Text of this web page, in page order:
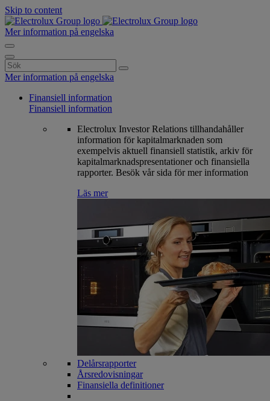
Skip to content
Mer information på engelska
Search
for:
Mer information på engelska
Finansiell information
Finansiell information
Electrolux Investor Relations tillhandahåller
information för kapitalmarknaden som
exempelvis aktuell finansiell statistik, arkiv för
kapitalmarknadspresentationer och finansiella
rapporter. Besök vår sida för mer information
Läs mer
Delårsrapporter
Årsredovisningar
Finansiella definitioner